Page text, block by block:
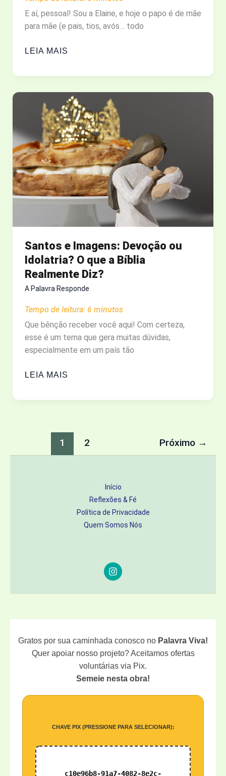
E aí, pessoal! Sou a Elaine, e hoje o papo é de mãe
para mãe (e pais, tios, avós… todo
O
ESTÁ
FILHO
SOBRE
SEXO.
E
VOCÊ?
(O
QUE
TENHO
COMO
MÃE
DE
4)
LEIA MAIS
Santos e Imagens: Devoção ou
Idolatria? O que a Bíblia
Realmente Diz?
A Palavra Responde
Tempo de leitura: 6 minutos
Que bênção receber você aqui! Com certeza,
esse é um tema que gera muitas dúvidas,
especialmente em um país tão
SANTOS
IMAGENS:
IDOLATRIA?
LEIA MAIS
1 2 Próximo →
Início
Reflexões & Fé
Política de Privacidade
Quem Somos Nós
Gratos por sua caminhada conosco no Palavra Viva!
Quer apoiar nosso projeto? Aceitamos ofertas
voluntárias via Pix.
Semeie nesta obra!
CHAVE PIX (PRESSIONE PARA SELECIONAR):
c10e96b8-91a7-4082-8e2c-